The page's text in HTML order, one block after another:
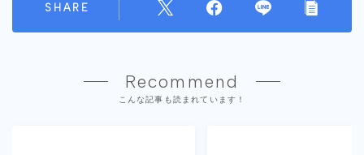
SHARE
Recommend
こんな記事も読まれています！